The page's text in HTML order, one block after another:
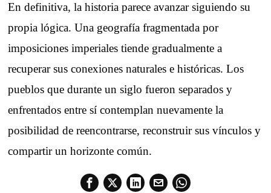
En definitiva, la historia parece avanzar siguiendo su
propia lógica. Una geografía fragmentada por
imposiciones imperiales tiende gradualmente a
recuperar sus conexiones naturales e históricas. Los
pueblos que durante un siglo fueron separados y
enfrentados entre sí contemplan nuevamente la
posibilidad de reencontrarse, reconstruir sus vínculos y
compartir un horizonte común.